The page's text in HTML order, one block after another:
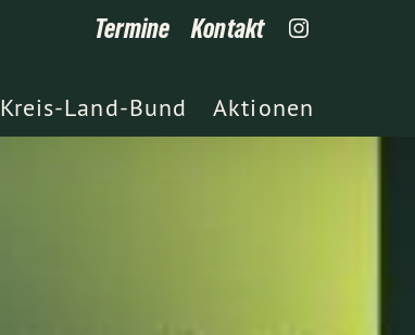
Termine Kontakt
Kreis-Land-Bund Aktionen